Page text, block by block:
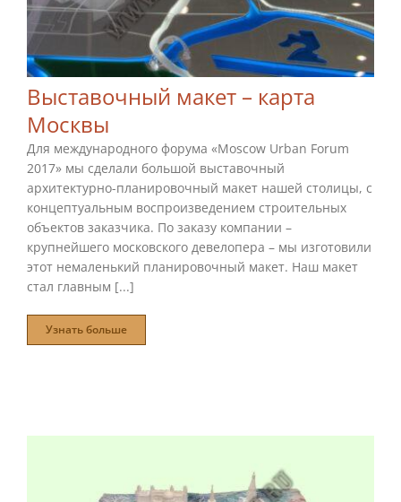
Выставочный макет – карта
Москвы
Для международного форума «Moscow Urban Forum
2017» мы сделали большой выставочный
архитектурно-планировочный макет нашей столицы, с
концептуальным воспроизведением строительных
объектов заказчика. По заказу компании –
крупнейшего московского девелопера – мы изготовили
этот немаленький планировочный макет. Наш макет
стал главным [...]
Узнать больше